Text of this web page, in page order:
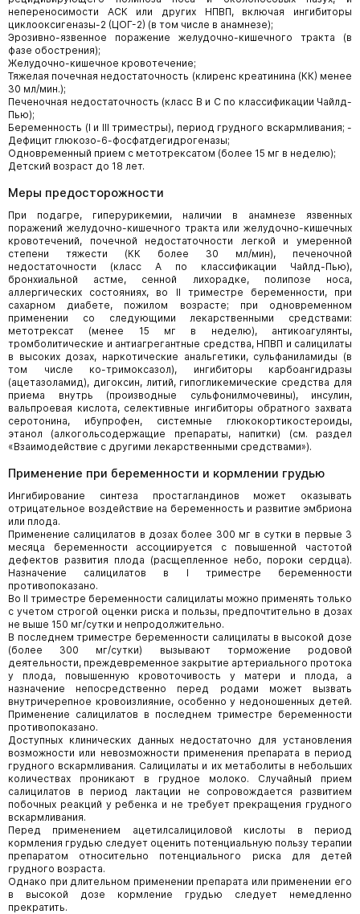
непереносимости АСК или других НПВП, включая ингибиторы
циклооксигеназы-2 (ЦОГ-2) (в том числе в анамнезе);
Эрозивно-язвенное поражение желудочно-кишечного тракта (в
фазе обострения);
Желудочно-кишечное кровотечение;
Тяжелая почечная недостаточность (клиренс креатинина (КК) менее
30 мл/мин.);
Печеночная недостаточность (класс В и С по классификации Чайлд-
Пью);
Беременность (I и III триместры), период грудного вскармливания; -
Дефицит глюкозо-6-фосфатдегидрогеназы;
Одновременный прием с метотрексатом (более 15 мг в неделю);
Детский возраст до 18 лет.
Меры предосторожности
При подагре, гиперурикемии, наличии в анамнезе язвенных
поражений желудочно-кишечного тракта или желудочно-кишечных
кровотечений, почечной недостаточности легкой и умеренной
степени тяжести (КК более 30 мл/мин), печеночной
недостаточности (класс А по классификации Чайлд-Пью),
бронхиальной астме, сенной лихорадке, полипозе носа,
аллергических состояниях, во II триместре беременности, при
сахарном диабете, пожилом возрасте; при одновременном
применении со следующими лекарственными средствами:
метотрексат (менее 15 мг в неделю), антикоагулянты,
тромболитические и антиагрегантные средства, НПВП и салицилаты
в высоких дозах, наркотические анальгетики, сульфаниламиды (в
том числе ко-тримоксазол), ингибиторы карбоангидразы
(ацетазоламид), дигоксин, литий, гипогликемические средства для
приема внутрь (производные сульфонилмочевины), инсулин,
вальпроевая кислота, селективные ингибиторы обратного захвата
серотонина, ибупрофен, системные глюкокортикостероиды,
этанол (алкогольсодержащие препараты, напитки) (см. раздел
«Взаимодействие с другими лекарственными средствами»).
Применение при беременности и кормлении грудью
Ингибирование синтеза простагландинов может оказывать
отрицательное воздействие на беременность и развитие эмбриона
или плода.
Применение салицилатов в дозах более 300 мг в сутки в первые 3
месяца беременности ассоциируется с повышенной частотой
дефектов развития плода (расщепленное небо, пороки сердца).
Назначение салицилатов в I триместре беременности
противопоказано.
Во II триместре беременности салицилаты можно применять только
с учетом строгой оценки риска и пользы, предпочтительно в дозах
не выше 150 мг/сутки и непродолжительно.
В последнем триместре беременности салицилаты в высокой дозе
(более 300 мг/сутки) вызывают торможение родовой
деятельности, преждевременное закрытие артериального протока
у плода, повышенную кровоточивость у матери и плода, а
назначение непосредственно перед родами может вызвать
внутричерепное кровоизлияние, особенно у недоношенных детей.
Применение салицилатов в последнем триместре беременности
противопоказано.
Доступных клинических данных недостаточно для установления
возможности или невозможности применения препарата в период
грудного вскармливания. Салицилаты и их метаболиты в небольших
количествах проникают в грудное молоко. Случайный прием
салицилатов в период лактации не сопровождается развитием
побочных реакций у ребенка и не требует прекращения грудного
вскармливания.
Перед применением ацетилсалициловой кислоты в период
кормления грудью следует оценить потенциальную пользу терапии
препаратом относительно потенциального риска для детей
грудного возраста.
Однако при длительном применении препарата или применении его
в высокой дозе кормление грудью следует немедленно
прекратить.